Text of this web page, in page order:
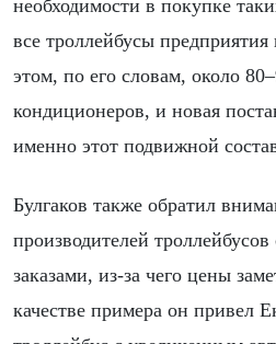
необходимости в покупке
все троллейбусы
этом, по его словам, около
кондиционеров, и новая
именно этот подвижной
Булгаков также обратил
производителей
заказами, из-за чего цены
качестве примера он привел